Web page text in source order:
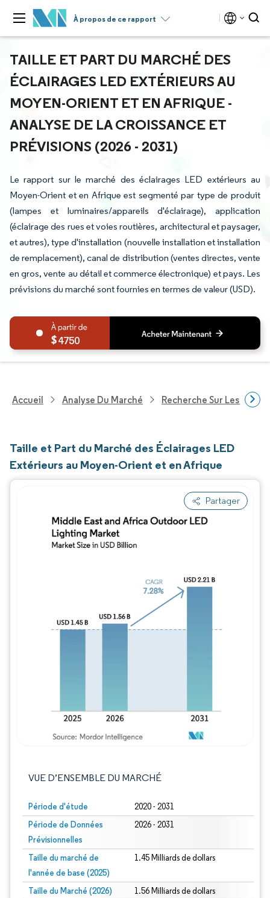
À propos de ce rapport
TAILLE ET PART DU MARCHÉ DES
ÉCLAIRAGES LED EXTÉRIEURS AU
MOYEN-ORIENT ET EN AFRIQUE -
ANALYSE DE LA CROISSANCE ET
PRÉVISIONS (2026 - 2031)
Le rapport sur le marché des éclairages LED extérieurs au
Moyen-Orient et en Afrique est segmenté par type de produit
(lampes et luminaires/appareils d'éclairage), application
(éclairage des rues et voies routières, architectural et paysager,
et autres), type d'installation (nouvelle installation et installation
de remplacement), canal de distribution (ventes directes, vente
en gros, vente au détail et commerce électronique) et pays. Les
prévisions du marché sont fournies en termes de valeur (USD).
4750
Accueil Analyse Du Marché Recherche Sur Les
Taille et Part du Marché des Éclairages LED
Extérieurs au Moyen-Orient et en Afrique
Partager
VUE D’ENSEMBLE DU MARCHÉ
Période d'étude 2020 - 2031
Période de Données
Prévisionnelles
2026 - 2031
Taille du marché de
l'année de base (2025)
1.45 Milliards de dollars
Taille du Marché (2026) 1.56 Milliards de dollars